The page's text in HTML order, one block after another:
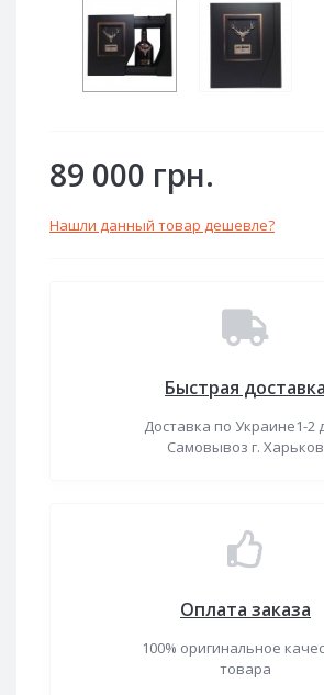
89 000 грн.
Нашли данный товар дешевле?
Быстрая доставка
Доставка по Украине1-2
Самовывоз г. Харьков
Оплата заказа
100% оригинальное
товара